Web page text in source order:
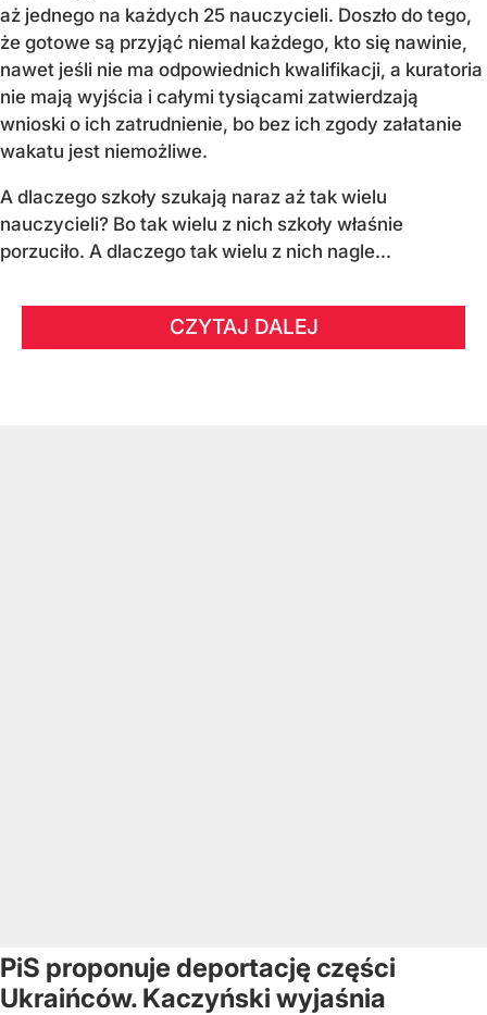
aż jednego na każdych 25 nauczycieli. Doszło do tego,
że gotowe są przyjąć niemal każdego, kto się nawinie,
nawet jeśli nie ma odpowiednich kwalifikacji, a kuratoria
nie mają wyjścia i całymi tysiącami zatwierdzają
wnioski o ich zatrudnienie, bo bez ich zgody załatanie
wakatu jest niemożliwe.
A dlaczego szkoły szukają naraz aż tak wielu
nauczycieli? Bo tak wielu z nich szkoły właśnie
porzuciło. A dlaczego tak wielu z nich nagle...
CZYTAJ DALEJ
PiS proponuje deportację części
Ukraińców. Kaczyński wyjaśnia